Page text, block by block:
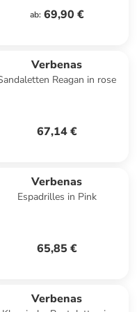
ab: 69,90 €
Verbenas
Reagan in rose
67,14 €
Verbenas
Espadrilles in Pink
65,85 €
Verbenas